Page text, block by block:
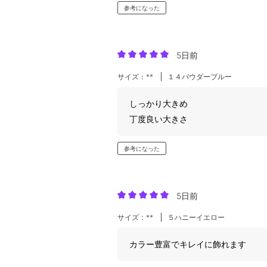
参考になった
5日前
サイズ：** １４パウダーブルー
しっかり大きめ
丁度良い大きさ
参考になった
5日前
サイズ：** ５ハニーイエロー
カラー豊富でキレイに飾れます